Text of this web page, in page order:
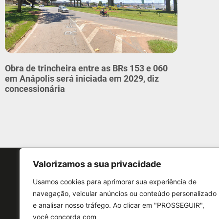
Valorizamos a sua privacidade
Usamos cookies para aprimorar sua experiência de
navegação, veicular anúncios ou conteúdo personalizado
e analisar nosso tráfego. Ao clicar em "PROSSEGUIR",
você concorda com
Obra de trincheira entre as BRs 153 e 060
em Anápolis será iniciada em 2029, diz
concessionária